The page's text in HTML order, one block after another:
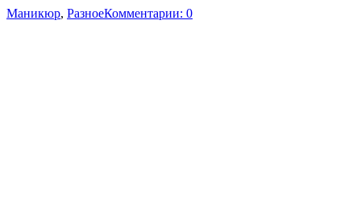
Маникюр, РазноеКомментарии: 0